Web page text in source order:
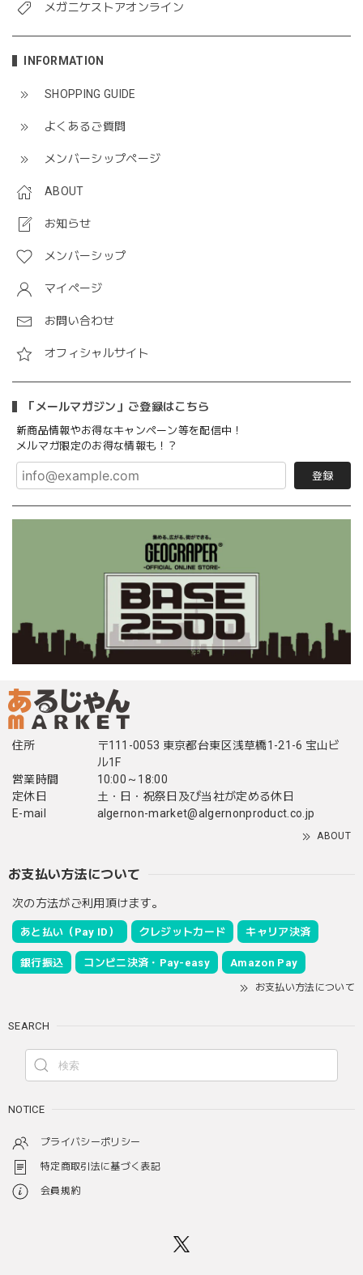
メガニケストアオンライン
INFORMATION
SHOPPING GUIDE
よくあるご質問
メンバーシップページ
ABOUT
お知らせ
メンバーシップ
マイページ
お問い合わせ
オフィシャルサイト
「メールマガジン」ご登録はこちら
新商品情報やお得なキャンペーン等を配信中！
メルマガ限定のお得な情報も！？
登録
住所
〒111-0053 東京都台東区浅草橋1-21-6 宝山ビ
ル1F
営業時間
10:00～18:00
定休日
土・日・祝祭日及び当社が定める休日
E-mail
algernon-market@algernonproduct.co.jp
ABOUT
お支払い方法について
次の方法がご利用頂けます。
あと払い（Pay ID） クレジットカード キャリア決済
銀行振込 コンビニ決済・Pay-easy Amazon Pay
お支払い方法について
SEARCH
NOTICE
プライバシーポリシー
特定商取引法に基づく表記
会員規約